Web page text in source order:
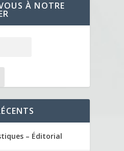
À NOTRE
– Éditorial